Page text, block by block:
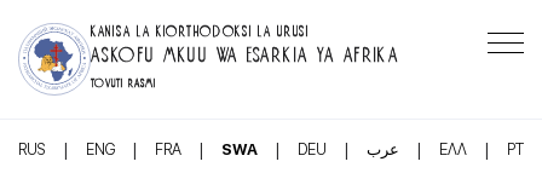
KANISA LA KIORTHODOKSI LA URUSI
ASKOFU MKUU WA ESARKIA YA AFRIKA
TOVUTI RASMI
RUS | ENG | FRA | SWA | DEU | عرب | ΕΛΛ | PT